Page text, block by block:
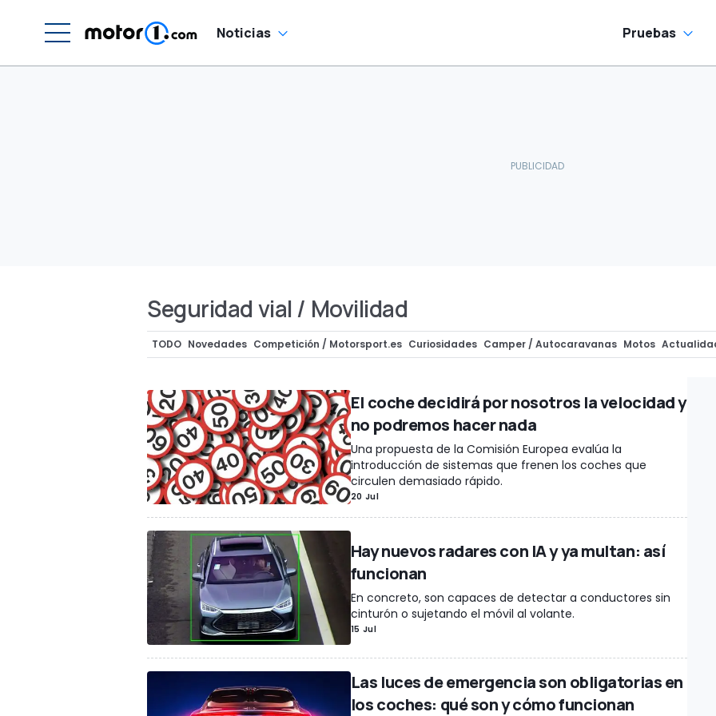
Noticias Pruebas
Seguridad vial / Movilidad
TODO Novedades Competición / Motorsport.es Curiosidades Camper / Autocaravanas Motos
Concept Cars Precios Subastas Tecnología
Restyling Lifestyle Seguridad vial / Movilidad Juguetes / Maquetas Esports y videojuegos Coches
Carreras de aceleración Exclusivas Vehículos comerciales Premios Récords
Medidas de coches
El coche decidirá por nosotros la velocidad y
no podremos hacer nada
Una propuesta de la Comisión Europea evalúa la
introducción de sistemas que frenen los coches que
circulen demasiado rápido.
20 Jul
Hay nuevos radares con IA y ya multan: así
funcionan
En concreto, son capaces de detectar a conductores sin
cinturón o sujetando el móvil al volante.
15 Jul
Las luces de emergencia son obligatorias en
los coches: qué son y cómo funcionan